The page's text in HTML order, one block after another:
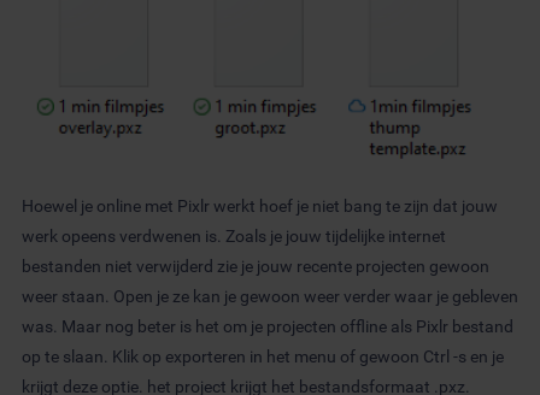
Hoewel je online met Pixlr werkt hoef je niet bang te zijn dat jouw
werk opeens verdwenen is. Zoals je jouw tijdelijke internet
bestanden niet verwijderd zie je jouw recente projecten gewoon
weer staan. Open je ze kan je gewoon weer verder waar je gebleven
was. Maar nog beter is het om je projecten offline als Pixlr bestand
op te slaan. Klik op exporteren in het menu of gewoon Ctrl -s en je
krijgt deze optie. het project krijgt het bestandsformaat .pxz.